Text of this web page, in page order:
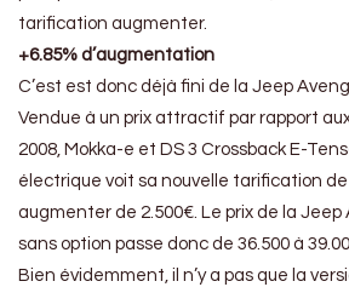
tarification augmenter.
+6.85% d’augmentation
C’est est donc déjà fini de la Jeep
Vendue à un prix attractif par rapport
2008, Mokka-e et DS 3 Crossback E-
électrique voit sa nouvelle tarification
augmenter de 2.500€. Le prix de la Jeep
sans option passe donc de 36.500 à
Bien évidemment, il n’y a pas que la